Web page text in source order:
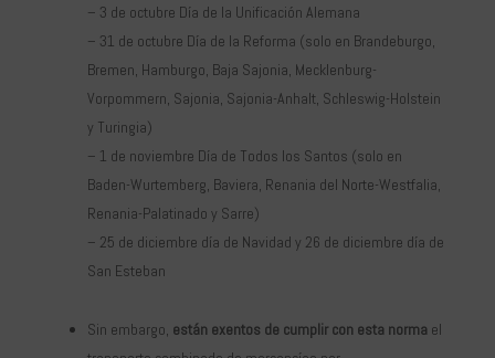
– 3 de octubre Día de la Unificación Alemana
– 31 de octubre Día de la Reforma (solo en Brandeburgo,
Bremen, Hamburgo, Baja Sajonia, Mecklenburg-
Vorpommern, Sajonia, Sajonia-Anhalt, Schleswig-Holstein
y Turingia)
– 1 de noviembre Día de Todos los Santos (solo en
Baden-Wurtemberg, Baviera, Renania del Norte-Westfalia,
Renania-Palatinado y Sarre)
– 25 de diciembre día de Navidad y 26 de diciembre día de
San Esteban
Sin embargo, están exentos de cumplir con esta norma el